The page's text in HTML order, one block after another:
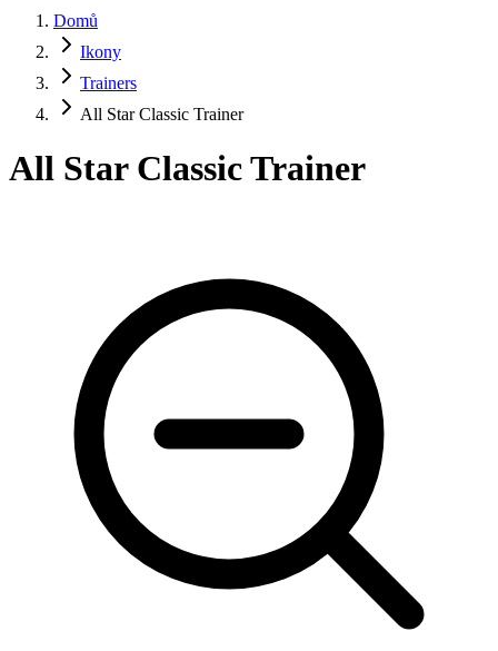
Domů
Ikony
Trainers
All Star Classic Trainer
All Star Classic Trainer